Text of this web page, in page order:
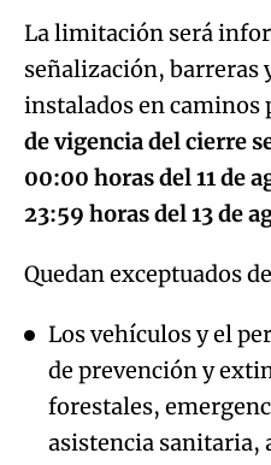
La limitación será
señalización, barreras
instalados en caminos
de vigencia del cierre
00:00 horas del 11 de
23:59 horas del 13 de
Quedan exceptuados
Los vehículos y el
de prevención y
forestales,
asistencia sanitaria,